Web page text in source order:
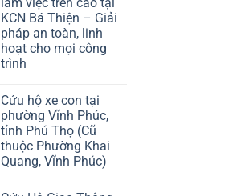
KCN Bá Thiện – Giải
pháp an toàn, linh
hoạt cho mọi công
trình
Cứu hộ xe con tại
phường Vĩnh Phúc,
tỉnh Phú Thọ (Cũ
thuộc Phường Khai
Quang, Vĩnh Phúc)